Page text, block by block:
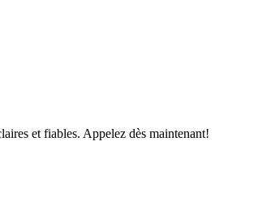
et fiables. Appelez dès maintenant!